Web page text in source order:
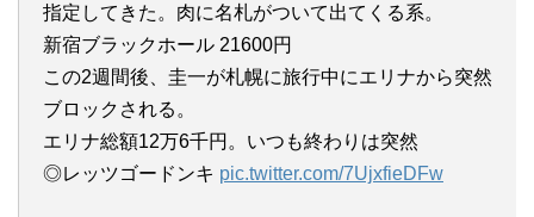
指定してきた。肉に名札がついて出てくる系。
新宿ブラックホール 21600円
この2週間後、圭一が札幌に旅行中にエリナから突然
ブロックされる。
エリナ総額12万6千円。いつも終わりは突然
◎レッツゴードンキ pic.twitter.com/7UjxfieDFw